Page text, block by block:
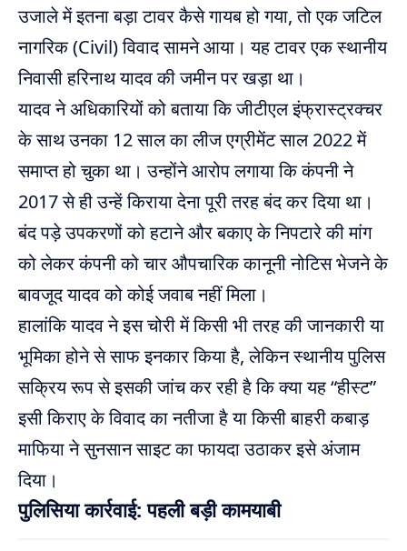
उजाले में इतना बड़ा टावर कैसे गायब हो गया, तो एक जटिल
नागरिक (Civil) विवाद सामने आया। यह टावर एक स्थानीय
निवासी हरिनाथ यादव की जमीन पर खड़ा था।
यादव ने अधिकारियों को बताया कि जीटीएल इंफ्रास्ट्रक्चर
के साथ उनका 12 साल का लीज एग्रीमेंट साल 2022 में
समाप्त हो चुका था। उन्होंने आरोप लगाया कि कंपनी ने
2017 से ही उन्हें किराया देना पूरी तरह बंद कर दिया था।
बंद पड़े उपकरणों को हटाने और बकाए के निपटारे की मांग
को लेकर कंपनी को चार औपचारिक कानूनी नोटिस भेजने के
बावजूद यादव को कोई जवाब नहीं मिला।
हालांकि यादव ने इस चोरी में किसी भी तरह की जानकारी या
भूमिका होने से साफ इनकार किया है, लेकिन स्थानीय पुलिस
सक्रिय रूप से इसकी जांच कर रही है कि क्या यह “हीस्ट”
इसी किराए के विवाद का नतीजा है या किसी बाहरी कबाड़
माफिया ने सुनसान साइट का फायदा उठाकर इसे अंजाम
दिया।
पुलिसिया कार्रवाई: पहली बड़ी कामयाबी